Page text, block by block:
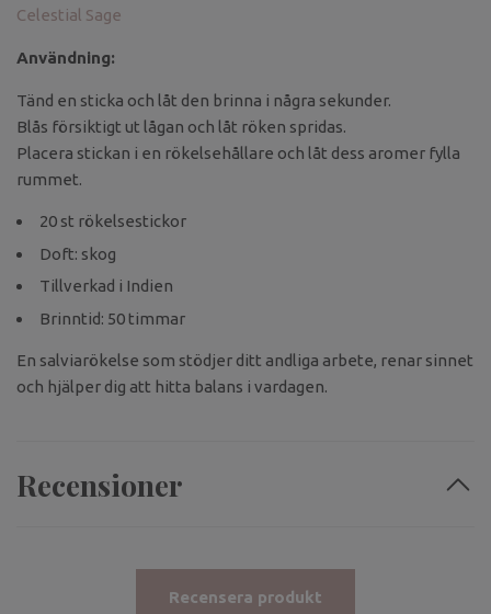
Celestial Sage
Användning:
Tänd en sticka och låt den brinna i några sekunder.
Blås försiktigt ut lågan och låt röken spridas.
Placera stickan i en rökelsehållare och låt dess aromer fylla
rummet.
20 st rökelsestickor
Doft: skog
Tillverkad i Indien
Brinntid: 50 timmar
En salviarökelse som stödjer ditt andliga arbete, renar sinnet
och hjälper dig att hitta balans i vardagen.
Recensioner
Recensera produkt